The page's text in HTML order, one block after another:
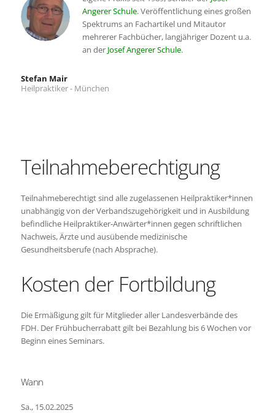
Angerer Schule. Veröffentlichung eines großen
Spektrums an Fachartikel und Mitautor
mehrerer Fachbücher, langjähriger Dozent u.a.
an der Josef Angerer Schule.
Stefan Mair
Heilpraktiker - München
Teilnahmeberechtigung
Teilnahmeberechtigt sind alle zugelassenen Heilpraktiker*innen
unabhängig von der Verbandszugehörigkeit und in Ausbildung
befindliche Heilpraktiker-Anwärter*innen gegen schriftlichen
Nachweis, Ärzte und ausübende medizinische
Gesundheitsberufe (nach Absprache).
Kosten der Fortbildung
Die Ermäßigung gilt für Mitglieder aller Landesverbände des
FDH. Der Frühbucherrabatt gilt bei Bezahlung bis 6 Wochen vor
Beginn eines Seminars.
Wann
Sa., 15.02.2025